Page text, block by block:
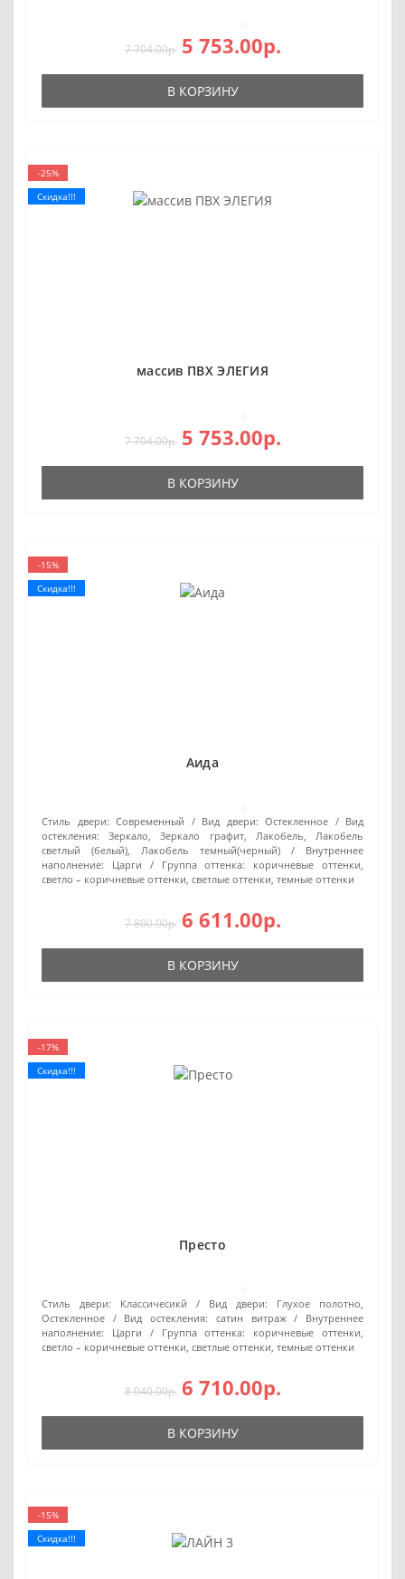
7 704.00р. 5 753.00р.
В КОРЗИНУ
-25%
Скидка!!!
массив ПВХ ЭЛЕГИЯ
7 704.00р. 5 753.00р.
В КОРЗИНУ
-15%
Скидка!!!
Аида
Стиль двери: Современный Вид двери: Остекленное
Вид
остекления:
Зеркало, Зеркало графит, Лакобель, Лакобель
светлый (белый), Лакобель темный(черный)
Внутреннее
наполнение:
Царги Группа оттенка:
коричневые оттенки,
светло – коричневые оттенки, светлые оттенки, темные оттенки
7 800.00р. 6 611.00р.
В КОРЗИНУ
-17%
Скидка!!!
Престо
Стиль двери:
Классичесикй Вид двери:
Глухое полотно,
Остекленное
Вид остекления: сатин витраж
Внутреннее
наполнение:
Царги Группа оттенка:
коричневые оттенки,
светло – коричневые оттенки, светлые оттенки, темные оттенки
8 040.00р. 6 710.00р.
В КОРЗИНУ
-15%
Скидка!!!